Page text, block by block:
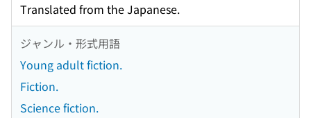
Translated from the Japanese.
ジャンル・形式用語
Young adult fiction.
Fiction.
Science fiction.